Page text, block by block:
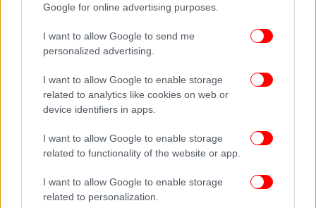
Google for online advertising purposes.
I want to allow Google to send me
personalized advertising.
I want to allow Google to enable storage
related to analytics like cookies on web or
device identifiers in apps.
I want to allow Google to enable storage
related to functionality of the website or app.
I want to allow Google to enable storage
related to personalization.
08/11/2022 10:16
Τι είναι ο αναπνευστικός ιός RSV -Ποια είναι τα
δρ Πρασσάς εξηγεί